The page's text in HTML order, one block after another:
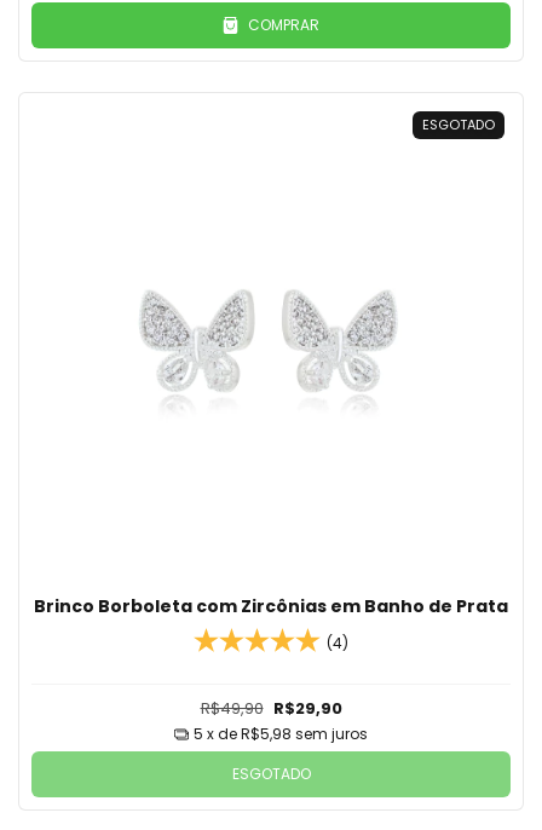
COMPRAR
ESGOTADO
Brinco Borboleta com Zircônias em Banho de Prata
(4)
R$49,90 R$29,90
5 x deR$5,98 sem juros
ESGOTADO